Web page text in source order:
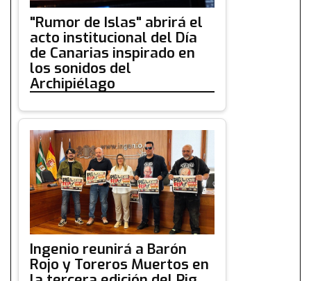
"Rumor de Islas" abrirá el
acto institucional del Día
de Canarias inspirado en
los sonidos del
Archipiélago
Ingenio reunirá a Barón
Rojo y Toreros Muertos en